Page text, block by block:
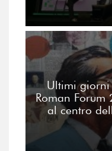
Ultimi giorni
Roman Forum
al centro